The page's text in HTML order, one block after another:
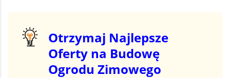
Otrzymaj Najlepsze
Oferty na Budowę
Ogrodu Zimowego